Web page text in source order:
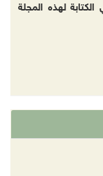
لهذه المجلة